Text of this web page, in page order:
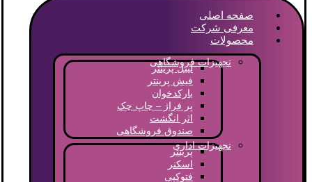
صفحه اصلی
معرفی شرکت
محصولات
تجهیزات فروشگاهی
لیبل پرینتر
فیش پرینتر
بارکدخوان
پر فراژ – چاپ چک
اثر انگشت
صندوق فروشگاهی
تجهیزات اداری
پرینتر
اسکنر
فتوکپی